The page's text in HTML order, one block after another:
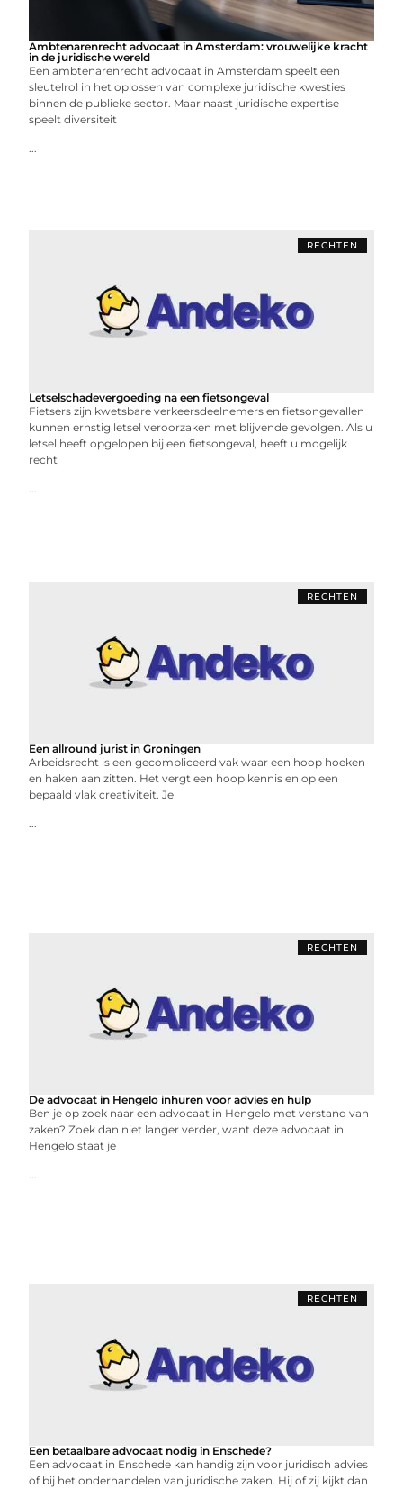
Ambtenarenrecht advocaat in Amsterdam: vrouwelijke kracht
in de juridische wereld
Een ambtenarenrecht advocaat in Amsterdam speelt een
sleutelrol in het oplossen van complexe juridische kwesties
binnen de publieke sector. Maar naast juridische expertise
speelt diversiteit
...
RECHTEN
Letselschadevergoeding na een fietsongeval
Fietsers zijn kwetsbare verkeersdeelnemers en fietsongevallen
kunnen ernstig letsel veroorzaken met blijvende gevolgen. Als u
letsel heeft opgelopen bij een fietsongeval, heeft u mogelijk
recht
...
RECHTEN
Een allround jurist in Groningen
Arbeidsrecht is een gecompliceerd vak waar een hoop hoeken
en haken aan zitten. Het vergt een hoop kennis en op een
bepaald vlak creativiteit. Je
...
RECHTEN
De advocaat in Hengelo inhuren voor advies en hulp
Ben je op zoek naar een advocaat in Hengelo met verstand van
zaken? Zoek dan niet langer verder, want deze advocaat in
Hengelo staat je
...
RECHTEN
Een betaalbare advocaat nodig in Enschede?
Een advocaat in Enschede kan handig zijn voor juridisch advies
of bij het onderhandelen van juridische zaken. Hij of zij kijkt dan